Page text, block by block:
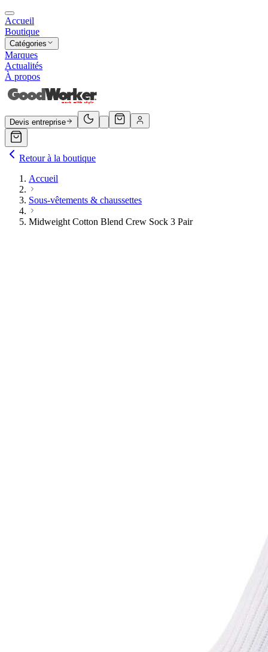
Accueil
Boutique
Catégories
Marques
Actualités
À propos
Devis entreprise
Retour à la boutique
Accueil
Sous-vêtements & chaussettes
Midweight Cotton Blend Crew Sock 3 Pair